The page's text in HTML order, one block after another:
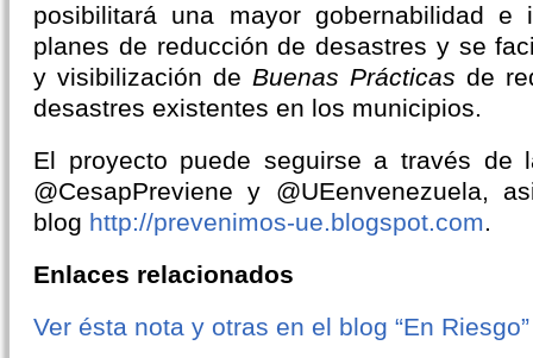
posibilitará una mayor gobernabilidad e
planes de reducción de desastres y se
y visibilización de Buenas Prácticas de
desastres existentes en los municipios.
El proyecto puede seguirse a través de
@CesapPreviene y @UEenvenezuela,
blog http://prevenimos-ue.blogspot.com.
Enlaces relacionados
Ver ésta nota y otras en el blog “En Riesgo”